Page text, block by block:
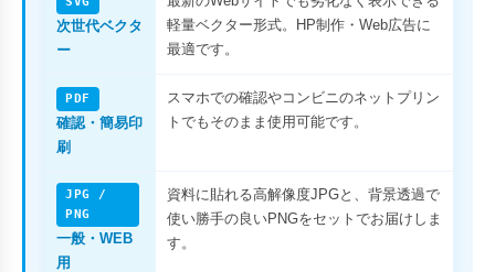
次世代ベクタ
ー
軽量ベクター形式。HP制作・Web広告に
最適です。
PDF
確認・簡易印
刷
スマホでの確認やコンビニのネットプリン
トでもそのまま使用可能です。
JPG /
PNG
一般・WEB
用
資料に貼れる高解像度JPGと、背景透過で
使い勝手の良いPNGをセットでお届けしま
す。